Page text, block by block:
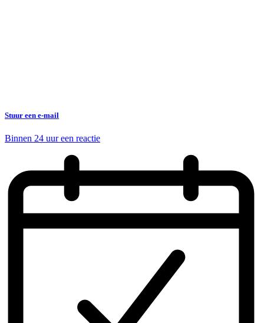
Stuur een e-mail
Binnen 24 uur een reactie